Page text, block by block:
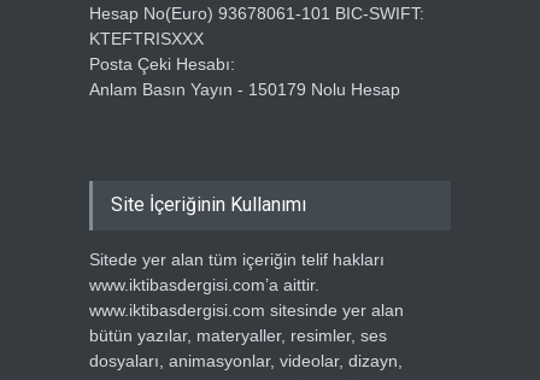
Hesap No(Euro) 93678061-101 BIC-SWIFT:
KTEFTRISXXX
Posta Çeki Hesabı:
Anlam Basın Yayın - 150179 Nolu Hesap
Site İçeriğinin Kullanımı
Sitede yer alan tüm içeriğin telif hakları
www.iktibasdergisi.com’a aittir.
www.iktibasdergisi.com sitesinde yer alan
bütün yazılar, materyaller, resimler, ses
dosyaları, animasyonlar, videolar, dizayn,